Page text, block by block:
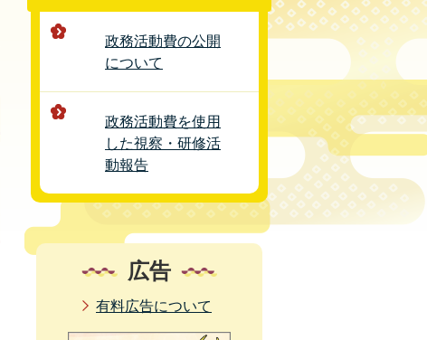
政務活動費の公開
について
政務活動費を使用
した視察・研修活
動報告
広告
有料広告について